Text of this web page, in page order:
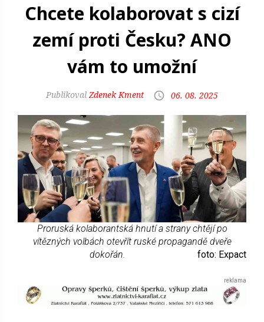
Chcete kolaborovat s cizí
zemí proti Česku? ANO
vám to umožní
Zdenek Kment 06. 08. 2025
Proruská kolaborantská hnutí a strany chtějí po
vítězných volbách otevřít ruské propagandě dveře
dokořán.
foto: Expact